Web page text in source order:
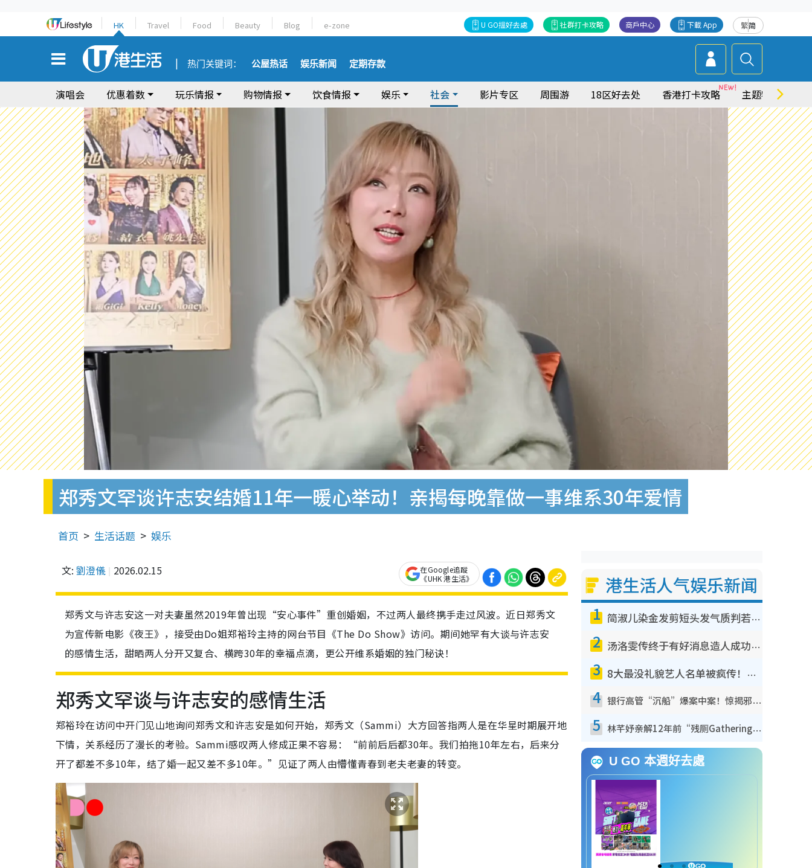
HK Travel Food Beauty Blog e-zone 繁简
下載 App
商戶中心
社群打卡攻略
U GO搵好去處
热门关键词： 公屋热话 娱乐新闻 定期存款
演唱会 优惠着数 玩乐情报 购物情报 饮食情报 娱乐 社会 影片专区 周围游 18区好去处 香港打卡攻略 主题特集
郑秀文罕谈许志安结婚11年一暖心举动！亲揭每晚靠做一事维系30年爱情
首页 生活话题 娱乐
文: 劉澄儀 2026.02.15
在Google追蹤
《UHK 港生活》
郑秀文与许志安这一对夫妻虽然2019年曾出现“安心事件”重创婚姻，不过两人最终携手走过风波。近日郑秀文
为宣传新电影《夜王》，接受由Do姐郑裕玲主持的网台节目《The Do Show》访问。期间她罕有大谈与许志安
的感情生活，甜晒两人分开又复合、横跨30年的幸福点滴，更公开维系婚姻的独门秘诀！
郑秀文罕谈与许志安的感情生活
郑裕玲在访问中开门见山地询问郑秀文和许志安是如何开始，郑秀文（Sammi）大方回答指两人是在华星时期展开地
下情，关系经历了漫长的考验。Sammi感叹两人修成正果不容易：“前前后后都30年。我们拍拖10年左右，后来分
开了都差不多10年，结了婚一起又差不多10年。”见证了两人由懵懂青春到老夫老妻的转变。
港生活人气娱乐新闻
1 简淑儿染金发剪短头发气质判若两人！吓坏老公麦大力都认不出：“你做什么？”
2 汤洛雯传终于有好消息造人成功！两大细节曝孕味极浓引猜测：大肚婆先会咁！
3 8大最没礼貌艺人名单被疯传！网友揭发明星真面目，一致数落这一位是无品天花板？
4 银行高管“沉船”爆案中案！惊揭邪教洗脑操控卖淫被吞600万，幕后黑手讲多错多
5 林芊妤亲解12年前“残厕Gathering”真相！高层解约一句话重创尊严，至今拒返TVB
U GO 本週好去處